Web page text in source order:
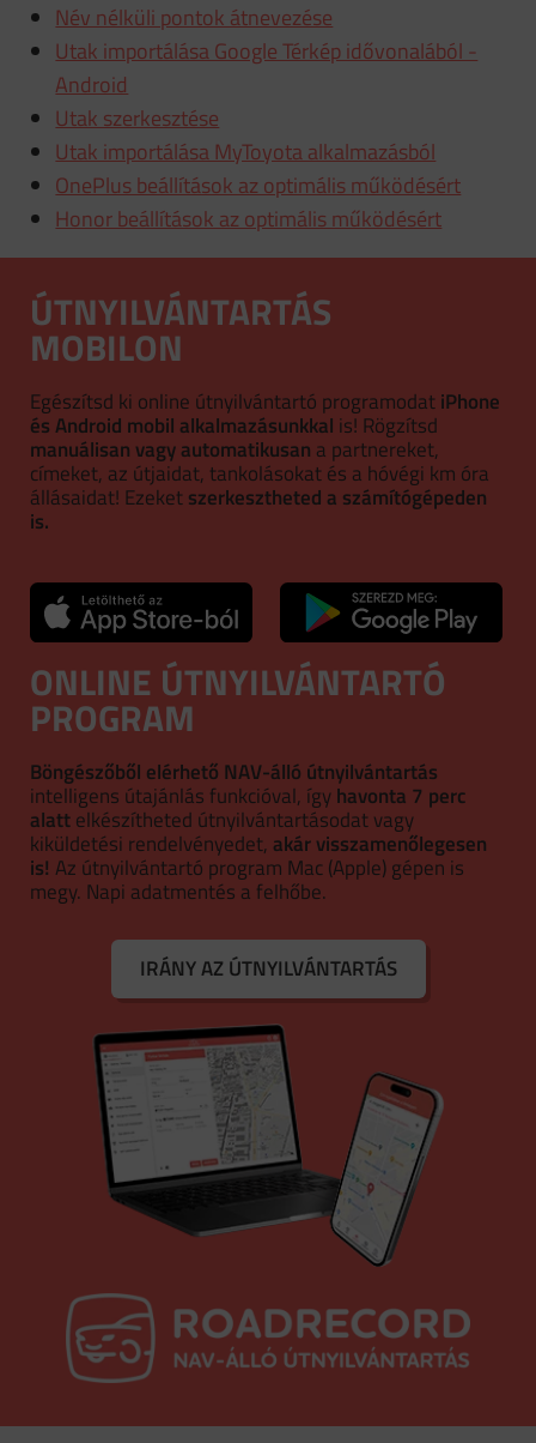
Név nélküli pontok átnevezése
Utak importálása Google Térkép idővonalából -
Android
Utak szerkesztése
Utak importálása MyToyota alkalmazásból
OnePlus beállítások az optimális működésért
Honor beállítások az optimális működésért
ÚTNYILVÁNTARTÁS
MOBILON
Egészítsd ki online útnyilvántartó programodatiPhone
és Android mobil alkalmazásunkkal is! Rögzítsd
manuálisan vagy automatikusan a partnereket,
címeket, az útjaidat, tankolásokat és a hóvégi km óra
állásaidat! Ezeketszerkesztheted a számítógépeden
is.
ONLINE ÚTNYILVÁNTARTÓ
PROGRAM
Böngészőből elérhető NAV-álló útnyilvántartás
intelligens útajánlás funkcióval, ígyhavonta 7 perc
alattelkészítheted útnyilvántartásodat vagy
kiküldetési rendelvényedet,akár visszamenőlegesen
is! Az útnyilvántartó program Mac (Apple) gépen is
megy. Napi adatmentés a felhőbe.
IRÁNY AZ ÚTNYILVÁNTARTÁS